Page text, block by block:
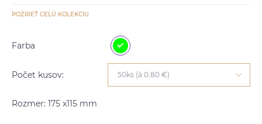
POZRIEŤ CELÚ KOLEKCIU
Farba
Počet kusov: 50ks (à 0.80 €)
Rozmer: 175 x115 mm